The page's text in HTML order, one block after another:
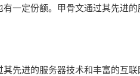
一定份额。甲骨文通过其先进的
先进的服务器技术和丰富的互联